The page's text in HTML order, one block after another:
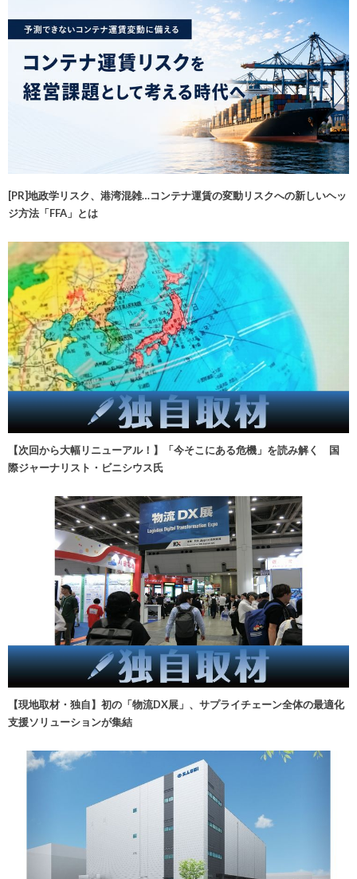
[PR]地政学リスク、港湾混雑…コンテナ運賃の変動リスクへの新しいヘッ
ジ方法「FFA」とは
【次回から大幅リニューアル！】「今そこにある危機」を読み解く 国
際ジャーナリスト・ビニシウス氏
【現地取材・独自】初の「物流DX展」、サプライチェーン全体の最適化
支援ソリューションが集結